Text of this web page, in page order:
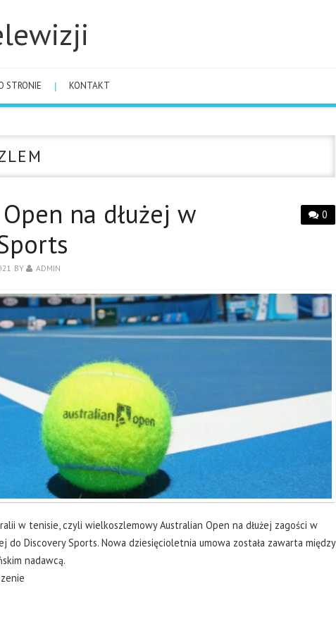
STRONIE KONTAKT
0
na dłużej w
BY ADMIN
w tenisie, czyli wielkoszlemowy Australian Open na dłużej zagości w
do Discovery Sports. Nowa dziesięcioletnia umowa została zawarta między
nadawcą.